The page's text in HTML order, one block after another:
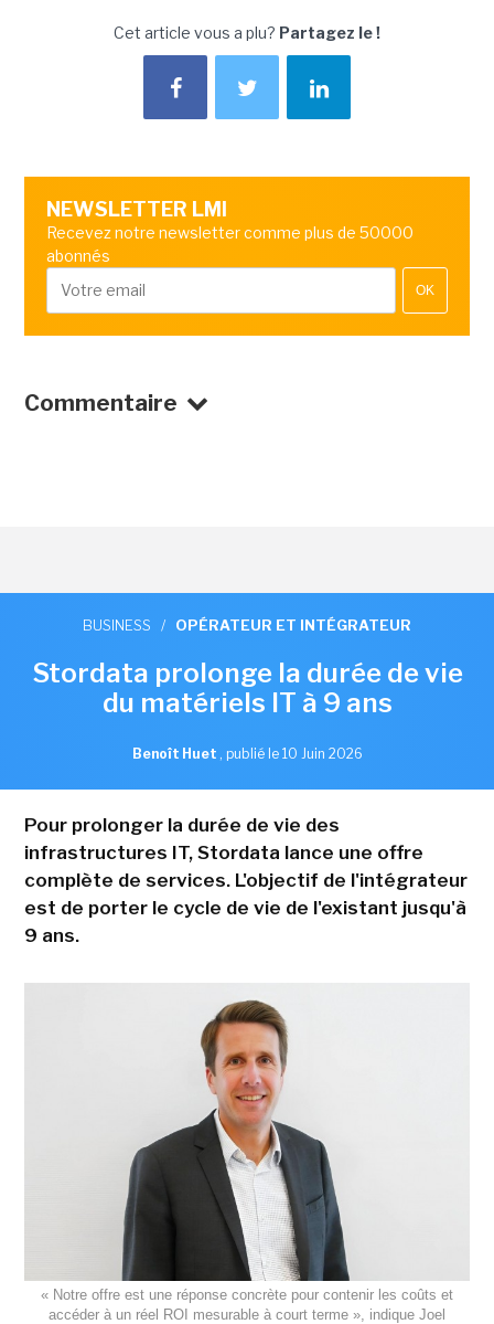
Cet article vous a plu? Partagez le !
NEWSLETTER LMI
Recevez notre newsletter comme plus de 50000
abonnés
OK
Commentaire
BUSINESS / OPÉRATEUR ET INTÉGRATEUR
Stordata prolonge la durée de vie
du matériels IT à 9 ans
Benoît Huet , publié le 10 Juin 2026
Pour prolonger la durée de vie des
infrastructures IT, Stordata lance une offre
complète de services. L'objectif de l'intégrateur
est de porter le cycle de vie de l'existant jusqu'à
9 ans.
« Notre offre est une réponse concrète pour contenir les coûts et
accéder à un réel ROI mesurable à court terme », indique Joel